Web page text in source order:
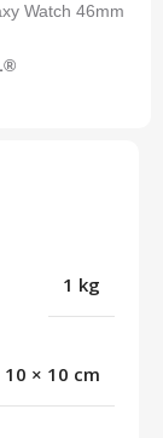
Watch 46mm
1 kg
10 × 10 cm